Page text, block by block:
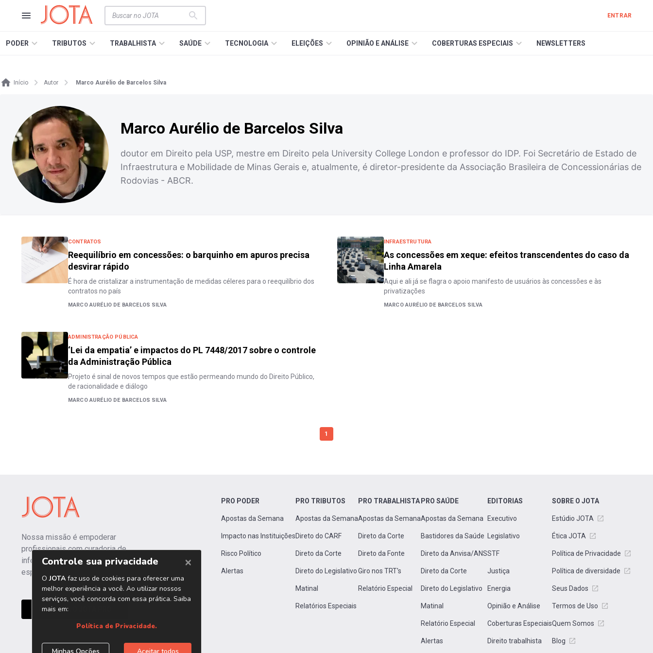
ENTRAR
PODER TRIBUTOS TRABALHISTA SAÚDE TECNOLOGIA ELEIÇÕES OPINIÃO E ANÁLISE COBERTURAS ESPECIAIS NEWSLETTERS
Início Autor Marco Aurélio de Barcelos Silva
Marco Aurélio de Barcelos Silva
doutor em Direito pela USP, mestre em Direito pela University College London e professor do IDP. Foi Secretário de Estado de
Infraestrutura e Mobilidade de Minas Gerais e, atualmente, é diretor-presidente da Associação Brasileira de Concessionárias de
Rodovias - ABCR.
CONTRATOS
Reequilíbrio em concessões: o barquinho em apuros precisa
desvirar rápido
É hora de cristalizar a instrumentação de medidas céleres para o reequilíbrio dos
contratos no país
MARCO AURÉLIO DE BARCELOS SILVA
INFRAESTRUTURA
As concessões em xeque: efeitos transcendentes do caso da
Linha Amarela
Aqui e ali já se flagra o apoio manifesto de usuários às concessões e às
privatizações
MARCO AURÉLIO DE BARCELOS SILVA
ADMINISTRAÇÃO PÚBLICA
‘Lei da empatia’ e impactos do PL 7448/2017 sobre o controle
da Administração Pública
Projeto é sinal de novos tempos que estão permeando mundo do Direito Público,
de racionalidade e diálogo
MARCO AURÉLIO DE BARCELOS SILVA
1
Nossa missão é empoderar
profissionais com curadoria de
informações independentes e
especializadas.
CONHEÇA O JOTA PRO
PRO PODER
Apostas da Semana
Impacto nas Instituições
Risco Político
Alertas
PRO TRIBUTOS
Apostas da Semana
Direto do CARF
Direto da Corte
Direto do Legislativo
Matinal
Relatórios Especiais
PRO TRABALHISTA
Apostas da Semana
Direto da Corte
Direto da Fonte
Giro nos TRT's
Relatório Especial
PRO SAÚDE
Apostas da Semana
Bastidores da Saúde
Direto da Anvisa/ANS
Direto da Corte
Direto do Legislativo
Matinal
Relatório Especial
Alertas
EDITORIAS
Executivo
Legislativo
STF
Justiça
Energia
Opinião e Análise
Coberturas Especiais
Direito trabalhista
SOBRE O JOTA
Estúdio JOTA
Ética JOTA
Política de Privacidade
Política de diversidade
Seus Dados
Termos de Uso
Quem Somos
Blog